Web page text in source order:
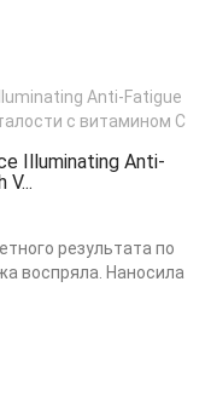
Illuminating Anti-
V...
результата по
воспряла. Наносила